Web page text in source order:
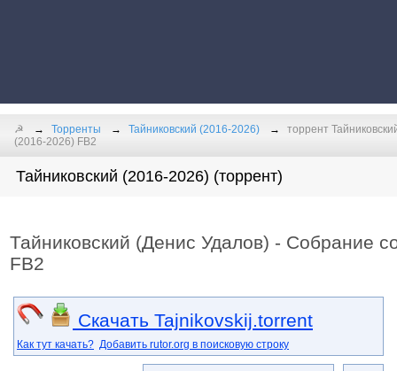
☭ Торренты Тайниковский (2016-2026)
торрент
(2016-2026) FB2
Тайниковский (2016-2026) (торрент)
Тайниковский (Денис Удалов) - Собрание
FB2
Скачать Tajnikovskij.torrent
Как тут качать? Добавить rutor.org в поисковую строку